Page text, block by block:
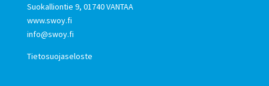
Suokalliontie 9, 01740 VANTAA
www.swoy.fi
info@swoy.fi
Tietosuojaseloste